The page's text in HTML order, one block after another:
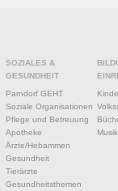
SOZIALES &
GESUNDHEIT
Parndorf GEHT
Soziale Organisationen
Pflege und Betreuung
Apotheke
Ärzte/Hebammen
Gesundheit
Tierärzte
Gesundheitsthemen